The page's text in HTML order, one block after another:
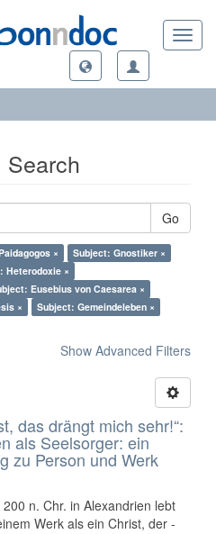
Search
Go
×
Subject: Gnostiker ×
Heterodoxie ×
Eusebius von Caesarea ×
×
Subject: Gemeindeleben ×
Show Advanced Filters
das drängt mich sehr!“:
als Seelsorger: ein
zu Person und Werk
n. Chr. in Alexandrien lebt
Werk als ein Christ, der -